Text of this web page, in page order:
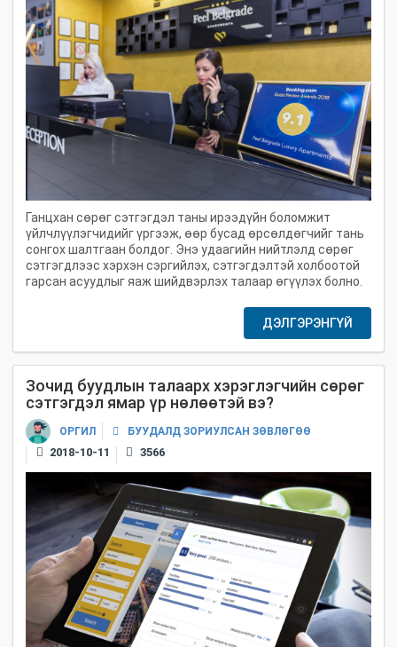
Ганцхан сөрөг сэтгэгдэл таны ирээдүйн боломжит
үйлчлүүлэгчидийг үргээж, өөр бусад өрсөлдөгчийг тань
сонгох шалтгаан болдог. Энэ удаагийн нийтлэлд сөрөг
сэтгэгдлээс хэрхэн сэргийлэх, сэтгэгдэлтэй холбоотой
гарсан асуудлыг яаж шийдвэрлэх талаар өгүүлэх болно.
ДЭЛГЭРЭНГҮЙ
Зочид буудлын талаарх хэрэглэгчийн сөрөг
сэтгэгдэл ямар үр нөлөөтэй вэ?
ОРГИЛ БУУДАЛД ЗОРИУЛСАН ЗӨВЛӨГӨӨ
2018-10-11 3566